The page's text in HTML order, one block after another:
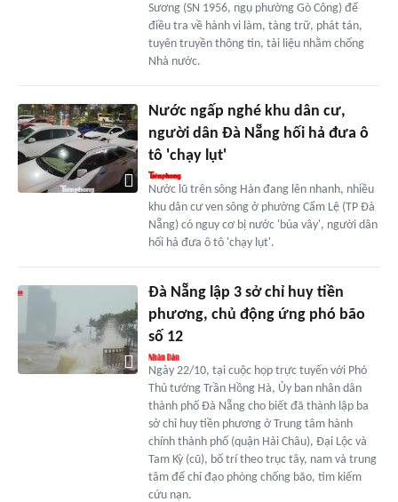
Sương (SN 1956, ngụ phường Gò Công) để
điều tra về hành vi làm, tàng trữ, phát tán,
tuyên truyền thông tin, tài liệu nhằm chống
Nhà nước.
Nước ngấp nghé khu dân cư,
người dân Đà Nẵng hối hả đưa ô
tô 'chạy lụt'
Nước lũ trên sông Hàn đang lên nhanh, nhiều
khu dân cư ven sông ở phường Cẩm Lệ (TP Đà
Nẵng) có nguy cơ bị nước 'bủa vây', người dân
hối hả đưa ô tô 'chạy lụt'.
Đà Nẵng lập 3 sở chỉ huy tiền
phương, chủ động ứng phó bão
số 12
Ngày 22/10, tại cuộc họp trực tuyến với Phó
Thủ tướng Trần Hồng Hà, Ủy ban nhân dân
thành phố Đà Nẵng cho biết đã thành lập ba
sở chỉ huy tiền phương ở Trung tâm hành
chính thành phố (quận Hải Châu), Đại Lộc và
Tam Kỳ (cũ), bố trí theo trục tây, nam và trung
tâm để chỉ đạo phòng chống bão, tìm kiếm
cứu nạn.